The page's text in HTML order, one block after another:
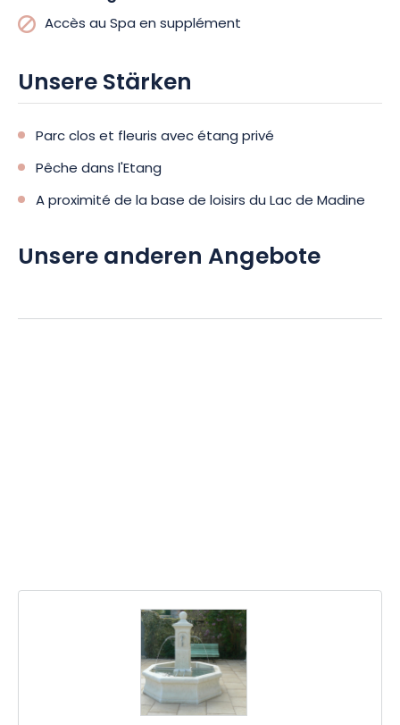
Freiluftausstellung mit 100 Werken, die entlang 45 km
markierter und frei zugänglicher Wanderwege zu Fuß, zu Pferd
Accès au Spa en supplément
Unsere Stärken
Parc clos et fleuris avec étang privé
Pêche dans l'Etang
A proximité de la base de loisirs du Lac de Madine
Unsere anderen Angebote